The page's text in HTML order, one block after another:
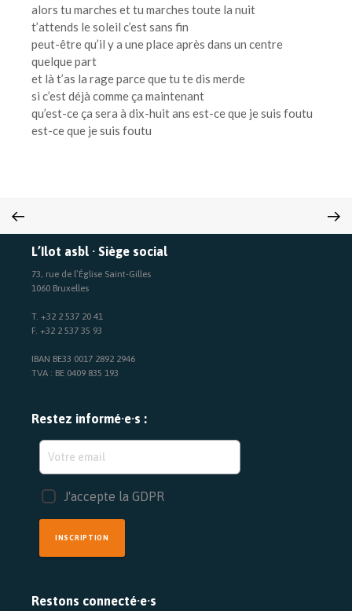
alors tu marches et tu marches toute la nuit
t’attends le soleil c’est sans fin
peut-être qu’il y a une place après dans un centre
quelque part
et là t’as la rage parce que tu te dis merde
si c’est déjà comme ça maintenant
qu’est-ce ça sera à dix-huit ans est-ce que je suis foutu
est-ce que je suis foutu
L’Ilot asbl · Siège social
73, rue de l’Église Saint-Gilles
1060 Bruxelles
T. +32 2 537 20 41
F. +32 2 537 35 93
IBAN BE33 0017 2892 2946
TVA : BE 0409 835 193
Restez informé·e·s :
J'accepte la GDPR
INSCRIPTION
Restons connecté·e·s